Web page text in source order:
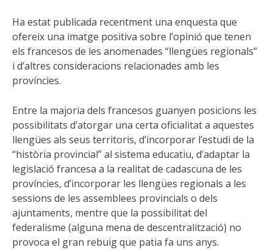
Ha estat publicada recentment una enquesta que
ofereix una imatge positiva sobre l’opinió que tenen
els francesos de les anomenades “llengües regionals”
i d’altres consideracions relacionades amb les
províncies.
Entre la majoria dels francesos guanyen posicions les
possibilitats d’atorgar una certa oficialitat a aquestes
llengües als seus territoris, d’incorporar l’estudi de la
“història provincial” al sistema educatiu, d’adaptar la
legislació francesa a la realitat de cadascuna de les
províncies, d’incorporar les llengües regionals a les
sessions de les assemblees provincials o dels
ajuntaments, mentre que la possibilitat del
federalisme (alguna mena de descentralització) no
provoca el gran rebuig que patia fa uns anys.